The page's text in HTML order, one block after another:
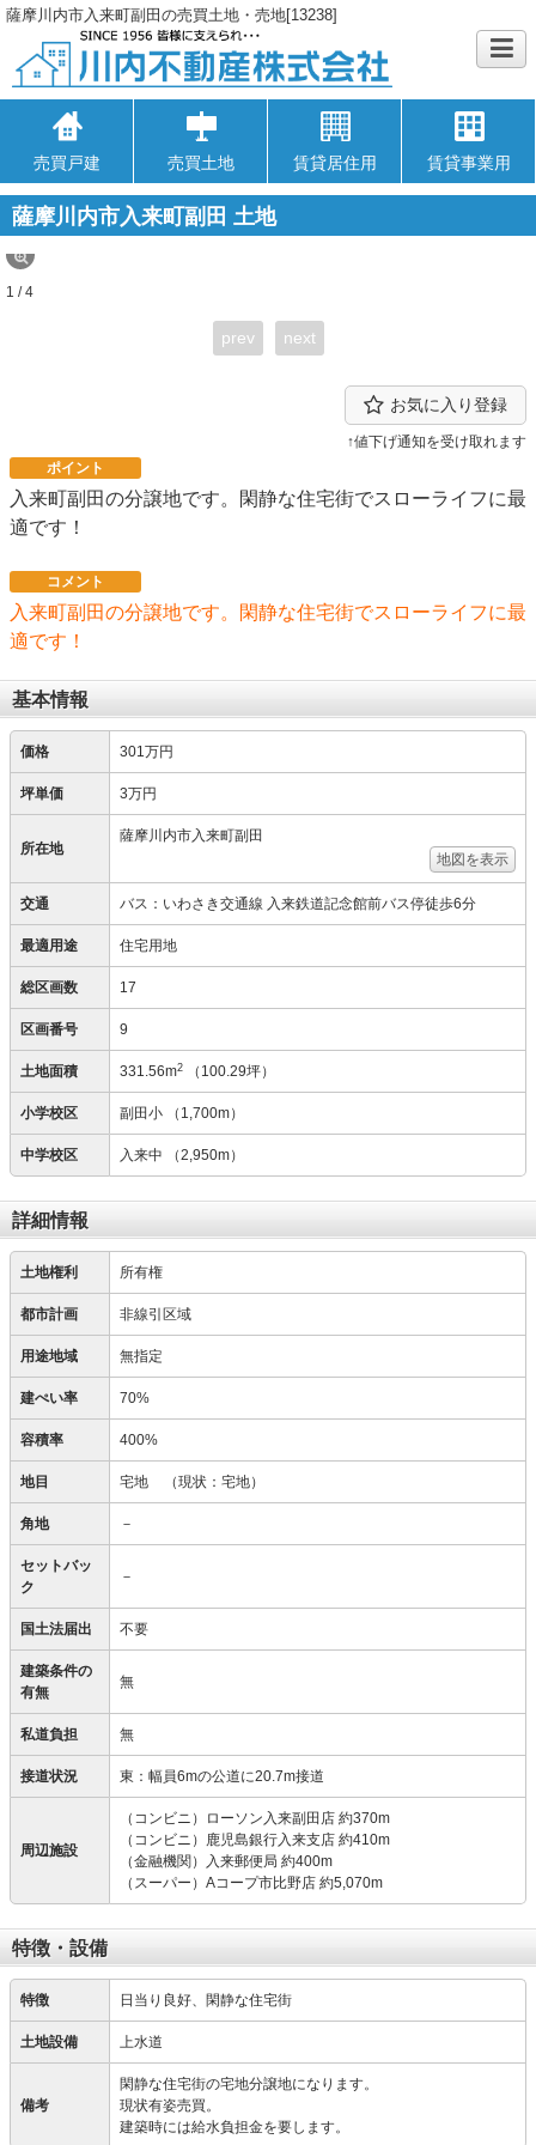
薩摩川内市入来町副田の売買土地・売地[13238]
売買戸建 売買土地 賃貸居住用 賃貸事業用
薩摩川内市入来町副田 土地
1 / 4
prev next
お気に入り登録
↑値下げ通知を受け取れます
ポイント
入来町副田の分譲地です。閑静な住宅街でスローライフに最
適です！
コメント
入来町副田の分譲地です。閑静な住宅街でスローライフに最
適です！
基本情報
価格 301万円
坪単価 3万円
所在地
薩摩川内市入来町副田
地図を表示
交通 バス：いわさき交通線 入来鉄道記念館前バス停徒歩6分
最適用途 住宅用地
総区画数 17
区画番号 9
土地面積 331.56m2 （100.29坪）
小学校区 副田小 （1,700m）
中学校区 入来中 （2,950m）
詳細情報
土地権利 所有権
都市計画 非線引区域
用途地域 無指定
建ぺい率 70%
容積率 400%
地目 宅地 （現状：宅地）
角地 －
セットバッ
ク
－
国土法届出 不要
建築条件の
有無
無
私道負担 無
接道状況 東：幅員6mの公道に20.7m接道
周辺施設
（コンビニ）ローソン入来副田店 約370m
（コンビニ）鹿児島銀行入来支店 約410m
（金融機関）入来郵便局 約400m
（スーパー）Aコープ市比野店 約5,070m
特徴・設備
特徴 日当り良好、閑静な住宅街
土地設備 上水道
備考
閑静な住宅街の宅地分譲地になります。
現状有姿売買。
建築時には給水負担金を要します。